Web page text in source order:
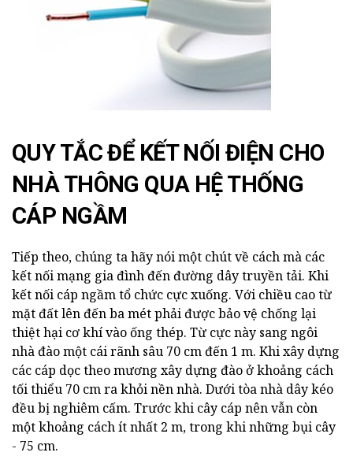
QUY TẮC ĐỂ KẾT NỐI ĐIỆN CHO
NHÀ THÔNG QUA HỆ THỐNG
CÁP NGẦM
Tiếp theo, chúng ta hãy nói một chút về cách mà các
kết nối mạng gia đình đến đường dây truyền tải. Khi
kết nối cáp ngầm tổ chức cực xuống. Với chiều cao từ
mặt đất lên đến ba mét phải được bảo vệ chống lại
thiệt hại cơ khí vào ống thép. Từ cực này sang ngôi
nhà đào một cái rãnh sâu 70 cm đến 1 m. Khi xây dựng
các cáp dọc theo mương xây dựng đào ở khoảng cách
tối thiểu 70 cm ra khỏi nền nhà. Dưới tòa nhà dây kéo
đều bị nghiêm cấm. Trước khi cây cáp nên vẫn còn
một khoảng cách ít nhất 2 m, trong khi những bụi cây
- 75 cm.